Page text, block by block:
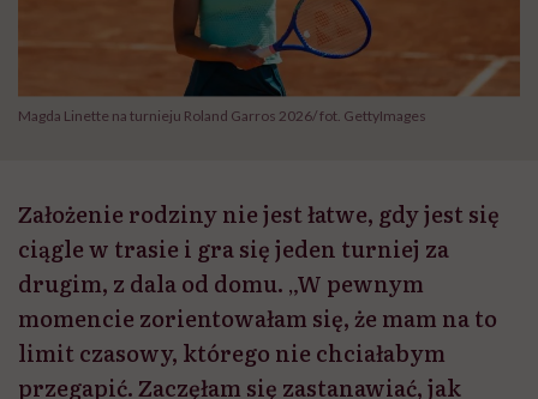
Magda Linette na turnieju Roland Garros 2026/ fot. GettyImages
Założenie rodziny nie jest łatwe, gdy jest się
ciągle w trasie i gra się jeden turniej za
drugim, z dala od domu. „W pewnym
momencie zorientowałam się, że mam na to
limit czasowy, którego nie chciałabym
przegapić. Zaczęłam się zastanawiać, jak